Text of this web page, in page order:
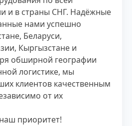
и в страны СНГ. Надёжные
нами успешно
Беларуси,
Кыргызстане и
обширной географии
логистике, мы
клиентов качественным
от их
приоритет!